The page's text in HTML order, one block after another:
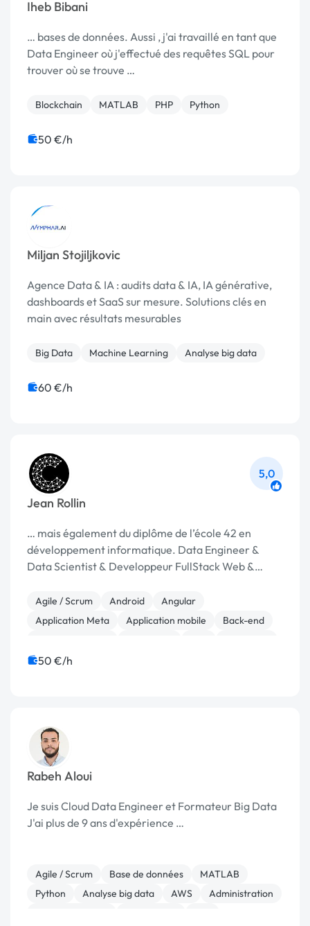
Iheb Bibani
… bases de données. Aussi , j'ai travaillé en tant que
Data Engineer où j'effectué des requêtes SQL pour
trouver où se trouve …
Blockchain MATLAB PHP Python
50 €/h
Miljan Stojiljkovic
Agence Data & IA : audits data & IA, IA générative,
dashboards et SaaS sur mesure. Solutions clés en
main avec résultats mesurables
Big Data Machine Learning Analyse big data
60 €/h
Jean Rollin
5,0
… mais également du diplôme de l’école 42 en
développement informatique. Data Engineer &
Data Scientist & Developpeur FullStack Web &
Agile / Scrum Android
Angular
Application Meta
Application mobile
Back-end
50 €/h
Rabeh Aloui
Je suis Cloud Data Engineer et Formateur Big Data
J'ai plus de 9 ans d'expérience …
Agile / Scrum Base de données
MATLAB
Python
Analyse big data AWS
Administration